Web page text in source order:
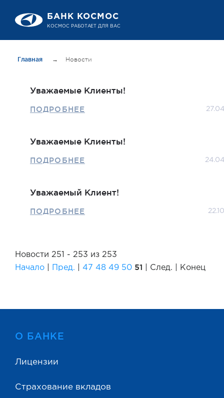
БАНК КОСМОС
Главная → Новости
Уважаемые Клиенты!
ПОДРОБНЕЕ
Уважаемые Клиенты!
ПОДРОБНЕЕ
Уважаемый Клиент!
ПОДРОБНЕЕ
Новости 251 - 253 из 253
Начало
Пред. 47 48 49 50 51 | След. | Конец
О БАНКЕ
Лицензии
Страхование вкладов